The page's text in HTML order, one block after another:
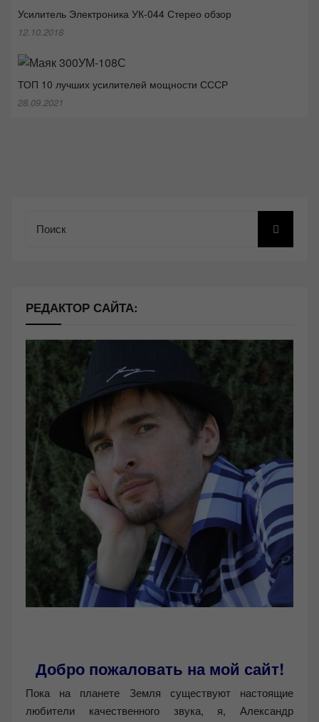
Усилитель Электроника УК-044 Стерео обзор
12.10.2018
ТОП 10 лучших усилителей мощности СССР
28.09.2021
РЕДАКТОР САЙТА:
Добро пожаловать на мой сайт!
Пока на планете Земля существуют настоящие
любители качественного звука, я, Александр